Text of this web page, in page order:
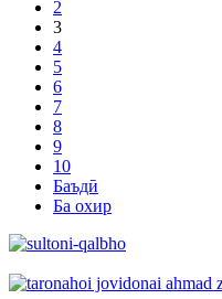
2
3
4
5
6
7
8
9
10
Баъдӣ
Ба охир